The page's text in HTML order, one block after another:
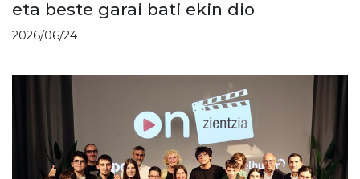
eta beste garai bati ekin dio
2026/06/24